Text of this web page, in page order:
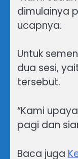
dimulainya
ucapnya.
Untuk
dua sesi,
tersebut.
“Kami
pagi dan
Baca juga